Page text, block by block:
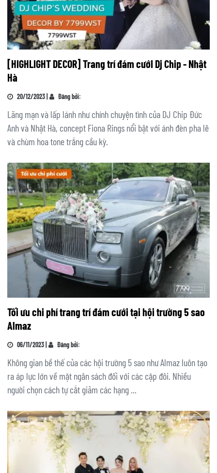
[HIGHLIGHT DECOR] Trang trí đám cướI Dj Chip - Nhật
Hà
20/12/2023 | Đăng bởi:
Lãng mạn và lấp lánh như chính chuyện tình của DJ Chip Đức
Anh và Nhật Hà, concept Fiona Rings nổi bật với ánh đèn pha lê
và chùm hoa tone trắng cầu kỳ.
Tối ưu chi phí trang trí đám cưới tại hội trường 5 sao
Almaz
06/11/2023 | Đăng bởi:
Không gian bề thế của các hội trường 5 sao như Almaz luôn tạo
ra áp lực lớn về mặt ngân sách đối với các cặp đôi. Nhiều
người chọn cách tự cắt giảm các hạng ...